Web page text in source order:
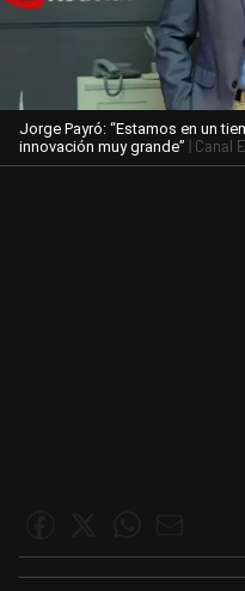
Jorge Payró: “Estamos en un
innovación muy grande” | Canal E